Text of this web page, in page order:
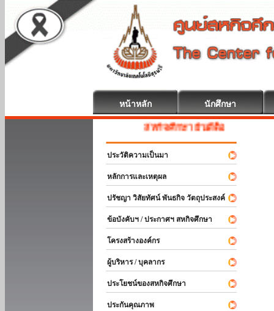
หน้าหลัก นักศึกษา
สหกิจศึกษา ยินดีต้อนรับ
ประวัติความเป็นมา
หลักการและเหตุผล
ปรัชญา วิสัยทัศน์ พันธกิจ วัตถุประสงค์
ข้อบังคับฯ / ประกาศฯ สหกิจศึกษา
โครงสร้างองค์กร
ผู้บริหาร / บุคลากร
ประโยชน์ของสหกิจศึกษา
ประกันคุณภาพ